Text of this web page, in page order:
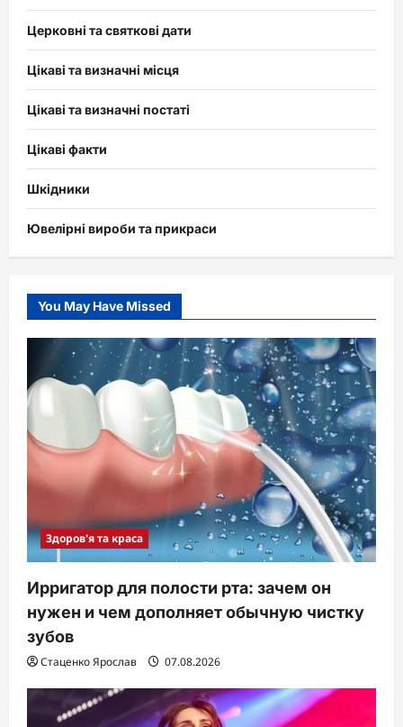
Церковні та святкові дати
Цікаві та визначні місця
Цікаві та визначні постаті
Цікаві факти
Шкідники
Ювелірні вироби та прикраси
You May Have Missed
Здоров'я та краса
Ирригатор для полости рта: зачем он
нужен и чем дополняет обычную чистку
зубов
Стаценко Ярослав 07.08.2026